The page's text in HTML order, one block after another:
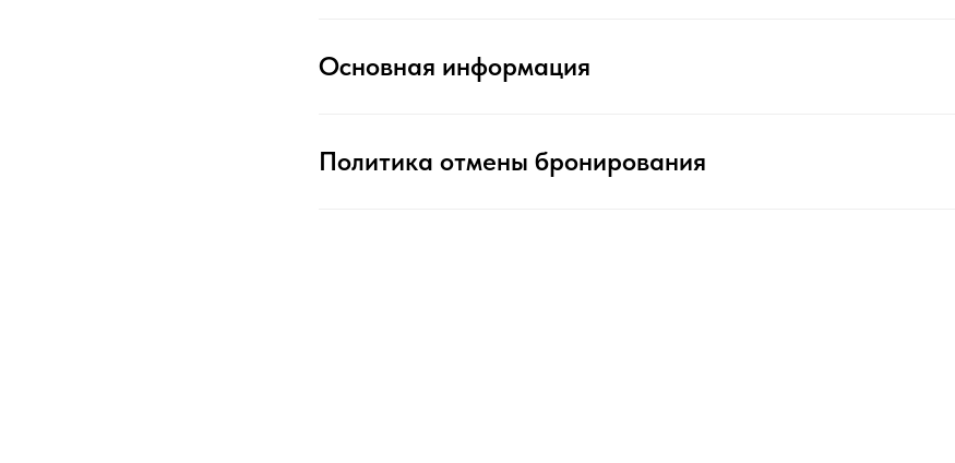
Основная информация
Политика отмены бронирования